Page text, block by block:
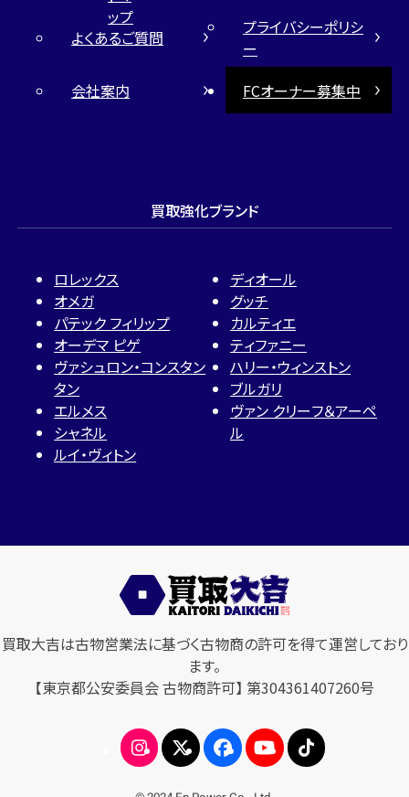
ップ
よくあるご質問
プライバシーポリシ
ー
会社案内
FCオーナー募集中
買取強化ブランド
ロレックス
オメガ
パテック フィリップ
オーデマ ピゲ
ヴァシュロン・コンスタン
タン
エルメス
シャネル
ルイ・ヴィトン
ディオール
グッチ
カルティエ
ティファニー
ハリー・ウィンストン
ブルガリ
ヴァン クリーフ＆アーペ
ル
買取大吉は古物営業法に基づく古物商の許可を得て運営しており
ます。
【東京都公安委員会 古物商許可】 第304361407260号